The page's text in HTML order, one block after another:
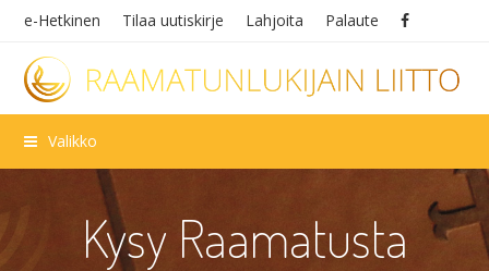
e-Hetkinen Tilaa uutiskirje Lahjoita Palaute
Valikko
Kysy Raamatusta